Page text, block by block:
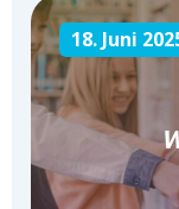
18. Juni